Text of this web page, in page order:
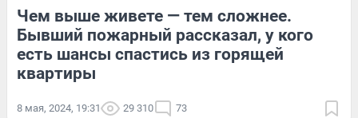
Чем выше живете — тем сложнее.
Бывший пожарный рассказал, у кого
есть шансы спастись из горящей
квартиры
8 мая, 2024, 19:31 29 310 73